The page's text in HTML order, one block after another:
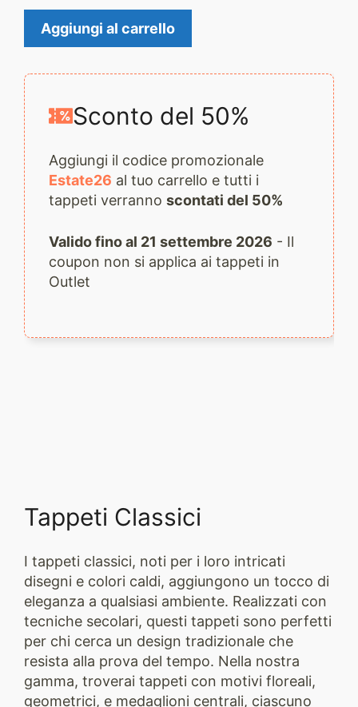
Tappeto
Nain
quantità
Aggiungi al carrello
Sconto del 50%
Aggiungi il codice promozionale
Estate26 al tuo carrello e tutti i
tappeti verranno scontati del 50%
Valido fino al 21 settembre 2026 - Il
coupon non si applica ai tappeti in
Outlet
Tappeti Classici
I tappeti classici, noti per i loro intricati
disegni e colori caldi, aggiungono un tocco di
eleganza a qualsiasi ambiente. Realizzati con
tecniche secolari, questi tappeti sono perfetti
per chi cerca un design tradizionale che
resista alla prova del tempo. Nella nostra
gamma, troverai tappeti con motivi floreali,
geometrici, e medaglioni centrali, ciascuno